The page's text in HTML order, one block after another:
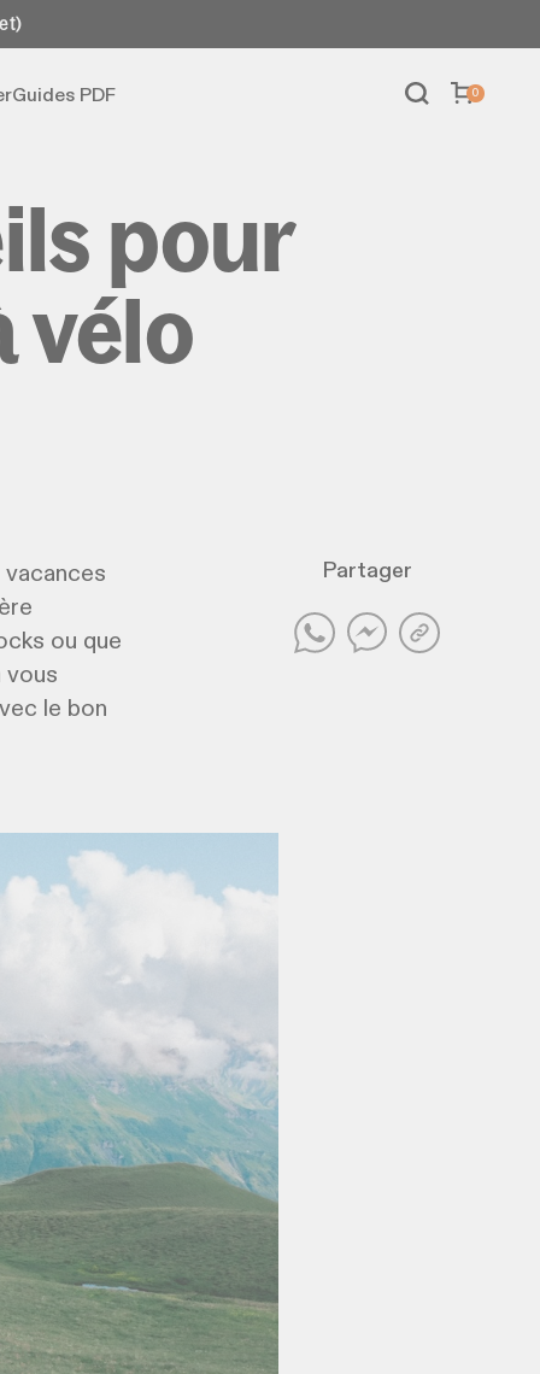
Guides PDF 0
pour
vélo
vacances
ou que
vous
le bon
Partager